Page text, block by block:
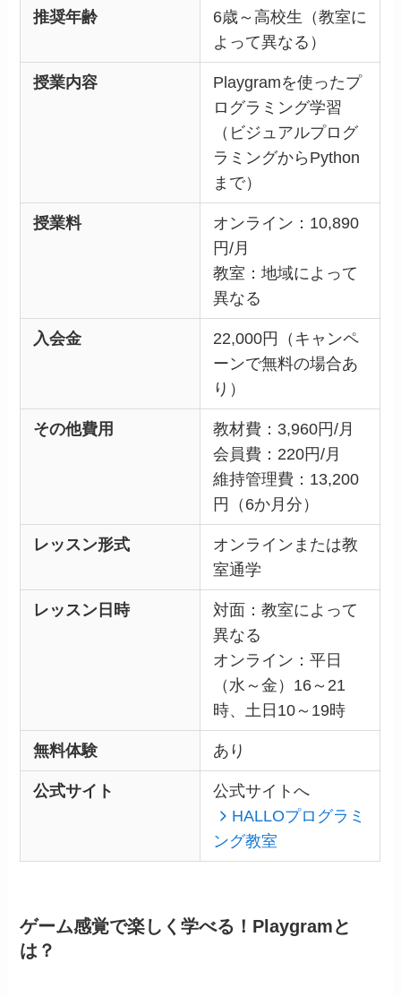
推奨年齢
6歳～高校生（教室に
よって異なる）
授業内容
Playgramを使ったプ
ログラミング学習
（ビジュアルプログ
ラミングからPython
まで）
授業料
オンライン：10,890
円/月
教室：地域によって
異なる
入会金
22,000円（キャンペ
ーンで無料の場合あ
り）
その他費用
教材費：3,960円/月
会員費：220円/月
維持管理費：13,200
円（6か月分）
レッスン形式
オンラインまたは教
室通学
レッスン日時
対面：教室によって
異なる
オンライン：平日
（水～金）16～21
時、土日10～19時
無料体験 あり
公式サイト
公式サイトへ
HALLOプログラミ
ング教室
ゲーム感覚で楽しく学べる！Playgramと
は？